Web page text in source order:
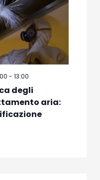
- 13:00
degli
aria: